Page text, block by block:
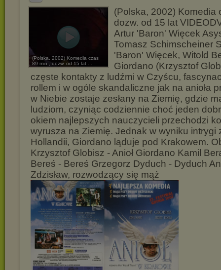
(Polska, 2002) Komedia czas
89 min., dozw. od 15 lat ...
(Polska, 2002) Komedia
dozw. od 15 lat
Artur 'Baron' Więcek
Tomasz Schimscheiner
'Baron' Więcek, Witold
Giordano (Krzysztof
częste kontakty z ludźmi w Czyścu,
rollem i w ogóle skandaliczne jak na anioła
w Niebie zostaje zesłany na Ziemię, gdzie
ludziom, czyniąc codziennie choć jeden
okiem najlepszych nauczycieli przechodzi
wyrusza na Ziemię. Jednak w wyniku intrygi
Hollandii, Giordano ląduje pod Krakowem.
Krzysztof Globisz - Anioł Giordano Kamil
Bereś - Bereś Grzegorz Dyduch - Dyduch
Zdzisław, rozwodzący się mąż